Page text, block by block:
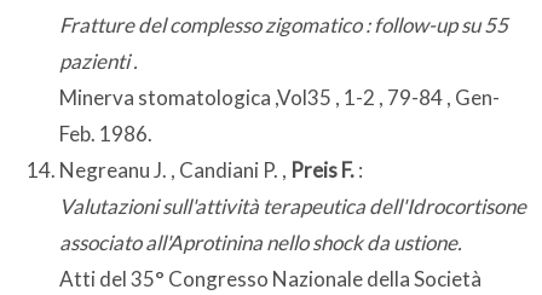
Fratture del complesso zigomatico : follow-up su 55
pazienti .
Minerva stomatologica ,Vol35 , 1-2 , 79-84 , Gen-
Feb. 1986.
Negreanu J. , Candiani P. , Preis F.:
Valutazioni sull'attività terapeutica dell'Idrocortisone
associato all'Aprotinina nello shock da ustione.
Atti del 35° Congresso Nazionale della Società